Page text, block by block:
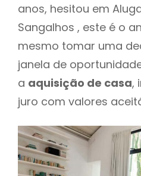
anos, hesitou em
Sangalhos , este é o
mesmo tomar uma
janela de
a aquisição de casa,
juro com valores